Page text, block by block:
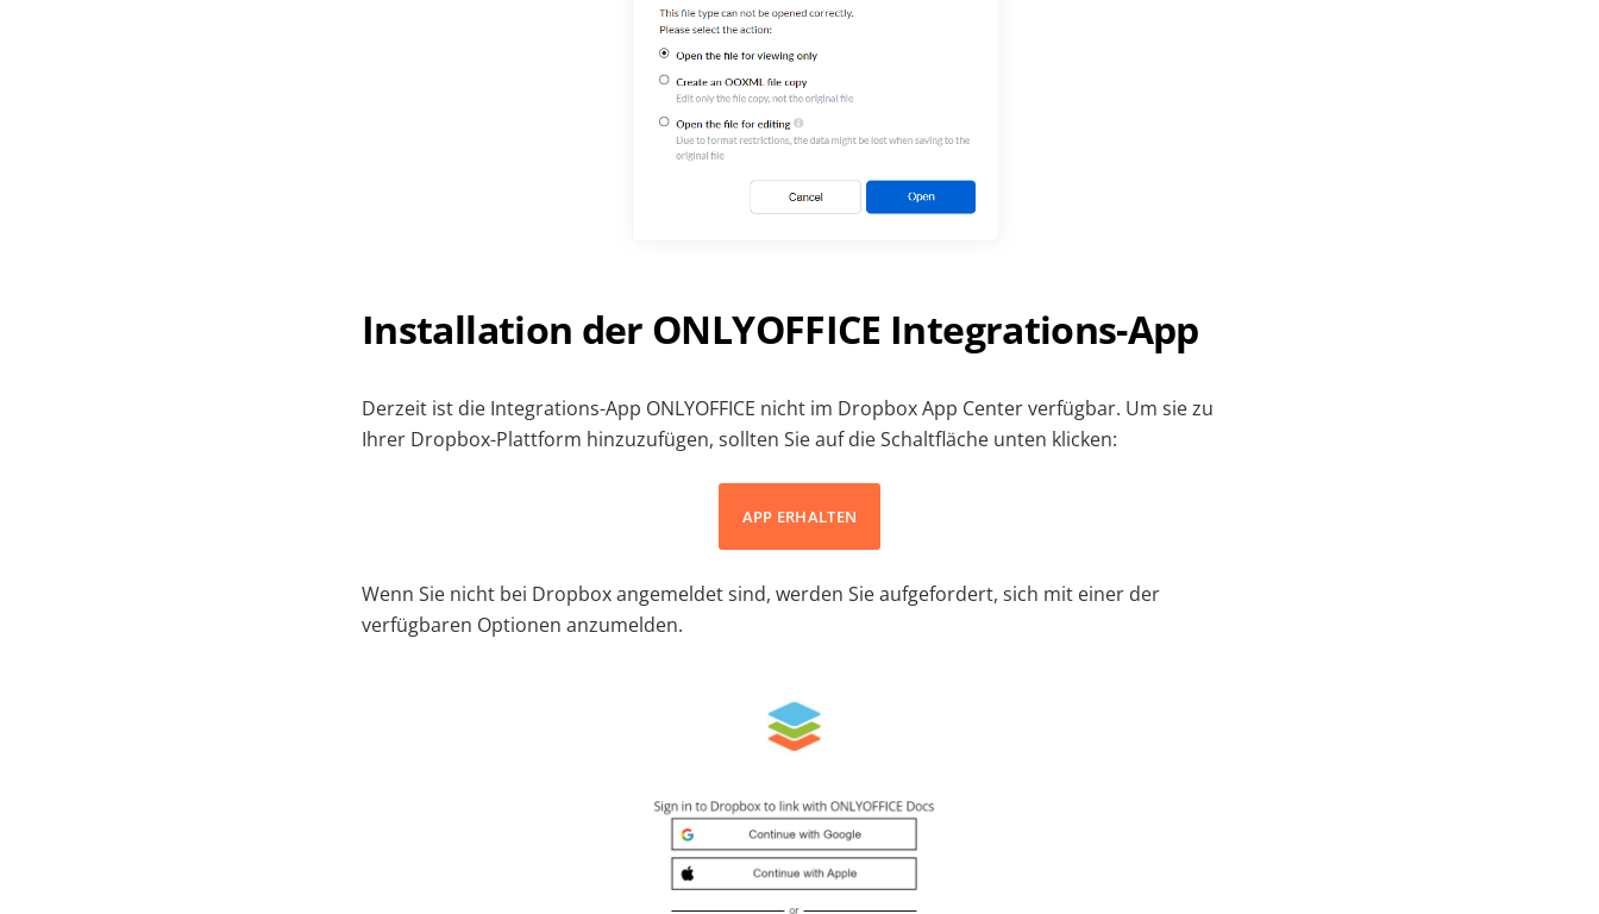
Installation der ONLYOFFICE Integrations-App
Derzeit ist die Integrations-App ONLYOFFICE nicht im Dropbox App Center verfügbar. Um sie zu
Ihrer Dropbox-Plattform hinzuzufügen, sollten Sie auf die Schaltfläche unten klicken:
APP ERHALTEN
Wenn Sie nicht bei Dropbox angemeldet sind, werden Sie aufgefordert, sich mit einer der
verfügbaren Optionen anzumelden.